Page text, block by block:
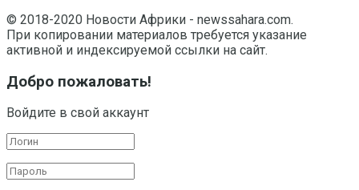
© 2018-2020 Новости Африки - newssahara.com.
При копировании материалов требуется указание
активной и индексируемой ссылки на сайт.
Добро пожаловать!
Войдите в свой аккаунт